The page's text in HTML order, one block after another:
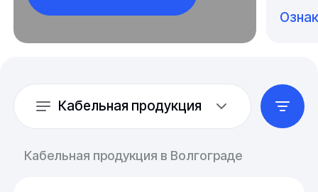
Кабельная продукция
Кабельная продукция в Волгограде